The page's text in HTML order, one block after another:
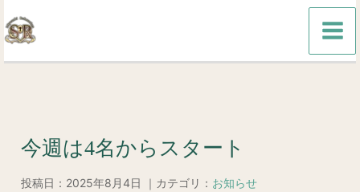
容
を
今週は4名からスタート
投稿日：2025年8月4日 ｜カテゴリ： お知らせ